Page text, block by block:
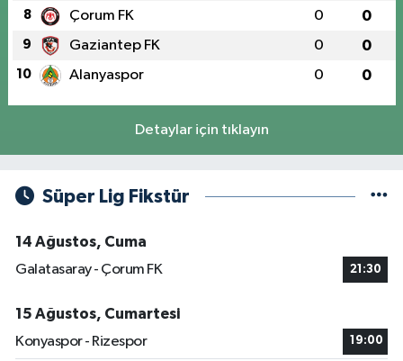
8 Çorum FK 0 0
9 Gaziantep FK 0 0
10 Alanyaspor 0 0
Detaylar için tıklayın
Süper Lig Fikstür
14 Ağustos, Cuma
Galatasaray - Çorum FK
21:30
15 Ağustos, Cumartesi
Konyaspor - Rizespor
19:00